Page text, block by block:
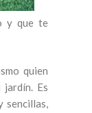
y que te
quien
Es
sencillas,